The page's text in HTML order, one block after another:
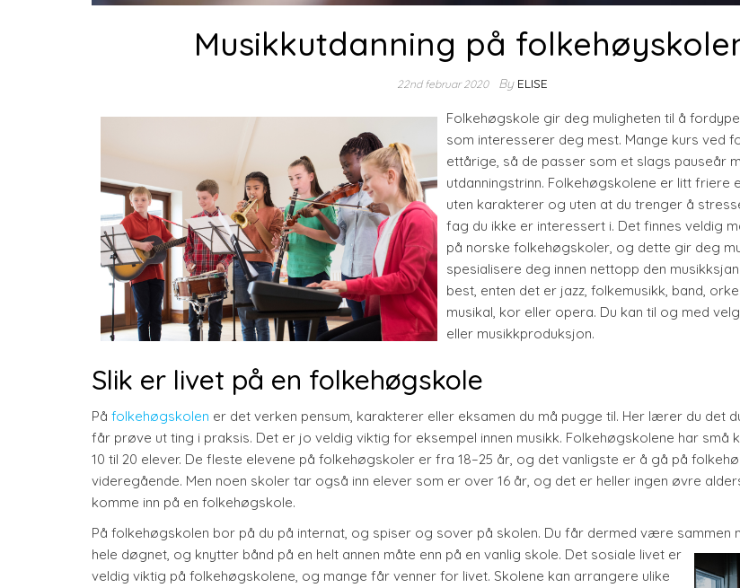
Musikkutdanning på
22nd februar 2020 By ELISE
Folkehøgskole gir deg muligheten til å
som interesserer deg mest. Mange kurs ved
ettårige, så de passer som et slags pauseår
utdanningstrinn. Folkehøgskolene er litt friere
uten karakterer og uten at du trenger å
fag du ikke er interessert i. Det finnes veldig
på norske folkehøgskoler, og dette gir deg
spesialisere deg innen nettopp den
best, enten det er jazz, folkemusikk, band,
musikal, kor eller opera. Du kan til og med
eller musikkproduksjon.
Slik er livet på en folkehøgskole
På folkehøgskolen er det verken pensum, karakterer eller eksamen du må pugge til. Her lærer du det
får prøve ut ting i praksis. Det er jo veldig viktig for eksempel innen musikk. Folkehøgskolene har små
10 til 20 elever. De fleste elevene på folkehøgskoler er fra 18–25 år, og det vanligste er å gå på
videregående. Men noen skoler tar også inn elever som er over 16 år, og det er heller ingen øvre
komme inn på en folkehøgskole.
På folkehøgskolen bor på du på internat, og spiser og sover på skolen. Du får dermed være sammen
hele døgnet, og knytter bånd på en helt annen måte enn på en vanlig skole. Det sosiale livet er
veldig viktig på folkehøgskolene, og mange får venner for livet. Skolene kan arrangere ulike